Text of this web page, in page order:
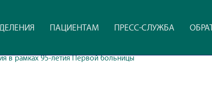
ПАЦИЕНТАМ ПРЕСС-СЛУЖБА
в рамках 95-летия Первой больницы